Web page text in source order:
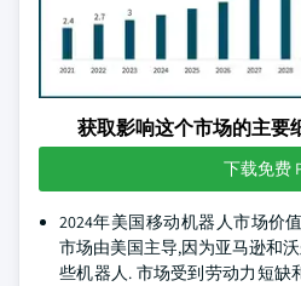
获取影响这个市场的主要
下载免费
2024年美国移动机器人市场价
市场由美国主导,因为亚马逊和
些机器人. 市场受到劳动力短缺